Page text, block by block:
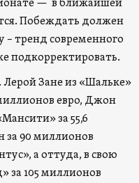
— в ближайшей
Побеждать должен
– тренд современного
подкорректировать.
Зане из «Шальке»
евро, Джон
за 55,6
за 90 миллионов
а оттуда, в свою
за 105 миллионов